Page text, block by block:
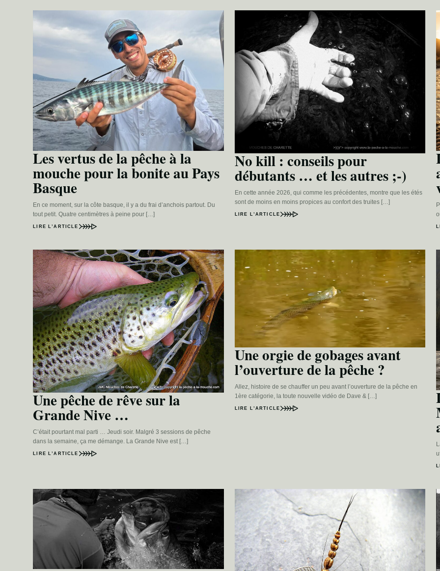
Les vertus de la pêche à la
mouche pour la bonite au Pays
Basque
En ce moment, sur la côte basque, il y a du frai d’anchois partout. Du
tout petit. Quatre centimètres à peine pour […]
LIRE L’ARTICLE
No kill : conseils pour
débutants … et les autres ;-)
En cette année 2026, qui comme les précédentes, montre que les étés
sont de moins en moins propices au confort des truites […]
LIRE L’ARTICLE
Une pêche de rêve sur la
Grande Nive …
C’était pourtant mal parti … Jeudi soir. Malgré 3 sessions de pêche
dans la semaine, ça me démange. La Grande Nive est […]
LIRE L’ARTICLE
Une orgie de gobages avant
l’ouverture de la pêche ?
Allez, histoire de se chauffer un peu avant l’ouverture de la pêche en
1ère catégorie, la toute nouvelle vidéo de Dave & […]
LIRE L’ARTICLE